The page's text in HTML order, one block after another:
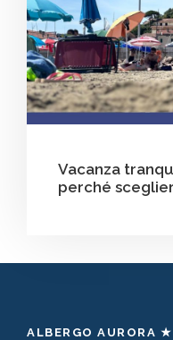
Vacanza
perché
ALBERGO AURORA